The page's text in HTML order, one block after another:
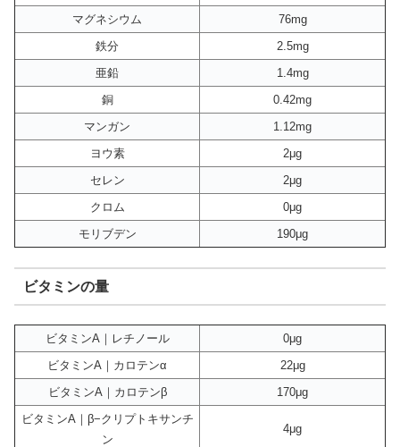
マグネシウム
76mg
鉄分
2.5mg
亜鉛
1.4mg
銅
0.42mg
マンガン
1.12mg
ヨウ素
2μg
セレン
2μg
クロム
0μg
モリブデン
190μg
ビタミンの量
ビタミンA｜レチノール
0μg
ビタミンA｜カロテンα
22μg
ビタミンA｜カロテンβ
170μg
ビタミンA｜β−クリプトキサンチ
ン
4μg